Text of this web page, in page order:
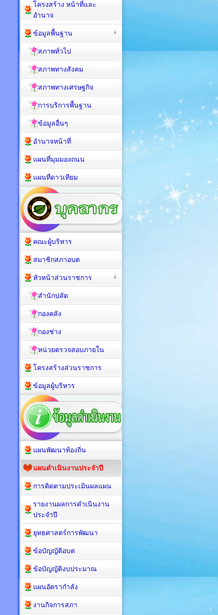
โครงสร้าง หน้าที่และ
อำนาจ
ข้อมูลพื้นฐาน
สภาพทั่วไป
สภาพทางสังคม
สภาพทางเศรษฐกิจ
การบริการพื้นฐาน
ข้อมูลอื่นๆ
อำนาจหน้าที่
แผนที่มุมมองถนน
แผนที่ดาวเทียม
คณะผู้บริหาร
สมาชิกสภาอบต
หัวหน้าส่วนราชการ
สำนักปลัด
กองคลัง
กองช่าง
หน่วยตรวจสอบภายใน
โครงสร้างส่วนราชการ
ข้อมูลผู้บริหาร
แผนพัฒนาท้องถิ่น
แผนดำเนินงานประจำปี
การติดตามประเมินผลแผน
รายงานผลการดำเนินงาน
ประจำปี
ยุทธศาสตร์การพัฒนา
ข้อบัญญัติอบต
ข้อบัญญัติงบประมาณ
แผนอัตรากำลัง
งานกิจการสภา